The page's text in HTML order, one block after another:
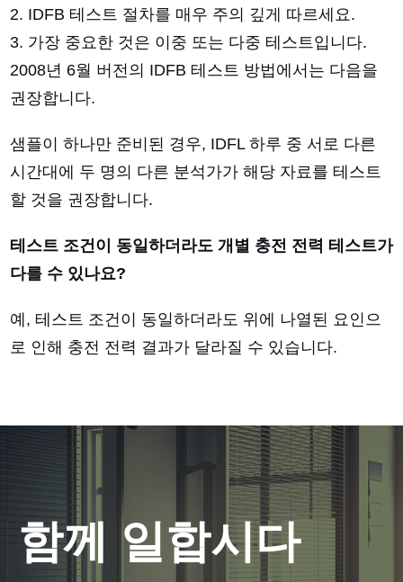
2. IDFB 테스트 절차를 매우 주의 깊게 따르세요.
3. 가장 중요한 것은 이중 또는 다중 테스트입니다.
2008년 6월 버전의 IDFB 테스트 방법에서는 다음을
권장합니다.
샘플이 하나만 준비된 경우, IDFL 하루 중 서로 다른
시간대에 두 명의 다른 분석가가 해당 자료를 테스트
할 것을 권장합니다.
테스트 조건이 동일하더라도 개별 충전 전력 테스트가
다를 수 있나요?
예, 테스트 조건이 동일하더라도 위에 나열된 요인으
로 인해 충전 전력 결과가 달라질 수 있습니다.
함께 일합시다